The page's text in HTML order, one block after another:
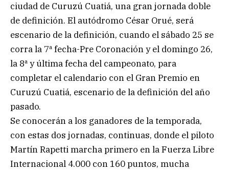
ciudad de Curuzú Cuatiá, una gran jornada doble
de definición. El autódromo César Orué, será
escenario de la definición, cuando el sábado 25 se
corra la 7ª fecha-Pre Coronación y el domingo 26,
la 8ª y última fecha del campeonato, para
completar el calendario con el Gran Premio en
Curuzú Cuatiá, escenario de la definición del año
pasado.
Se conocerán a los ganadores de la temporada,
con estas dos jornadas, continuas, donde el piloto
Martín Rapetti marcha primero en la Fuerza Libre
Internacional 4.000 con 160 puntos, mucha